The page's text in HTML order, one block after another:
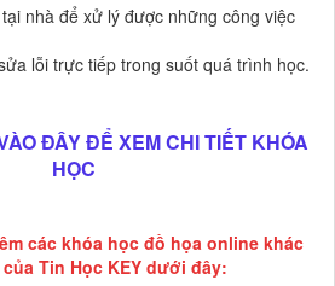
nhà để xử lý được những công việc
lỗi trực tiếp trong suốt quá trình học.
ĐÂY ĐỂ XEM CHI TIẾT KHÓA
HỌC
các khóa học đồ họa online khác
Tin Học KEY dưới đây: